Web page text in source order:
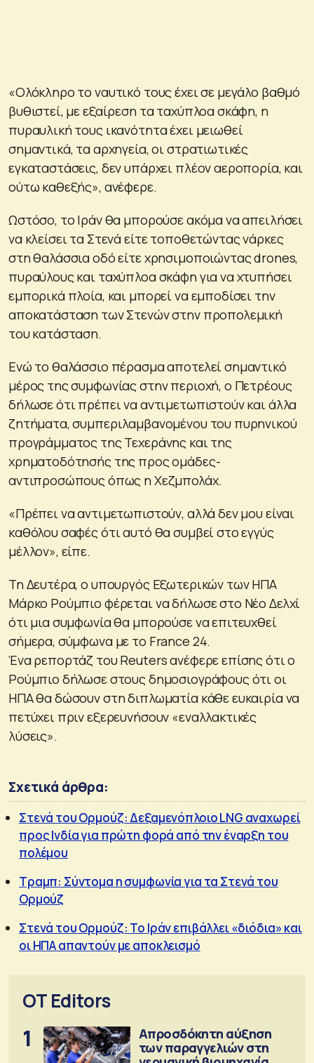
«Ολόκληρο το ναυτικό τους έχει σε μεγάλο βαθμό
βυθιστεί, με εξαίρεση τα ταχύπλοα σκάφη, η
πυραυλική τους ικανότητα έχει μειωθεί
σημαντικά, τα αρχηγεία, οι στρατιωτικές
εγκαταστάσεις, δεν υπάρχει πλέον αεροπορία, και
ούτω καθεξής», ανέφερε.
Ωστόσο, το Ιράν θα μπορούσε ακόμα να απειλήσει
να κλείσει τα Στενά είτε τοποθετώντας νάρκες
στη θαλάσσια οδό είτε χρησιμοποιώντας drones,
πυραύλους και ταχύπλοα σκάφη για να χτυπήσει
εμπορικά πλοία, και μπορεί να εμποδίσει την
αποκατάσταση των Στενών στην προπολεμική
του κατάσταση.
Ενώ το θαλάσσιο πέρασμα αποτελεί σημαντικό
μέρος της συμφωνίας στην περιοχή, ο Πετρέους
δήλωσε ότι πρέπει να αντιμετωπιστούν και άλλα
ζητήματα, συμπεριλαμβανομένου του πυρηνικού
προγράμματος της Τεχεράνης και της
χρηματοδότησής της προς ομάδες-
αντιπροσώπους όπως η Χεζμπολάχ.
«Πρέπει να αντιμετωπιστούν, αλλά δεν μου είναι
καθόλου σαφές ότι αυτό θα συμβεί στο εγγύς
μέλλον», είπε.
Τη Δευτέρα, ο υπουργός Εξωτερικών των ΗΠΑ
Μάρκο Ρούμπιο φέρεται να δήλωσε στο Νέο Δελχί
ότι μια συμφωνία θα μπορούσε να επιτευχθεί
σήμερα, σύμφωνα με το France 24.
Ένα ρεπορτάζ του Reuters ανέφερε επίσης ότι ο
Ρούμπιο δήλωσε στους δημοσιογράφους ότι οι
ΗΠΑ θα δώσουν στη διπλωματία κάθε ευκαιρία να
πετύχει πριν εξερευνήσουν «εναλλακτικές
λύσεις».
Σχετικά άρθρα:
Στενά του Ορμούζ: Δεξαμενόπλοιο LNG αναχωρεί
προς Ινδία για πρώτη φορά από την έναρξη του
πολέμου
Τραμπ: Σύντομα η συμφωνία για τα Στενά του
Ορμούζ
Στενά του Ορμούζ: Το Ιράν επιβάλλει «διόδια» και
οι ΗΠΑ απαντούν με αποκλεισμό
OT Editors
1
Απροσδόκητη αύξηση
των παραγγελιών στη